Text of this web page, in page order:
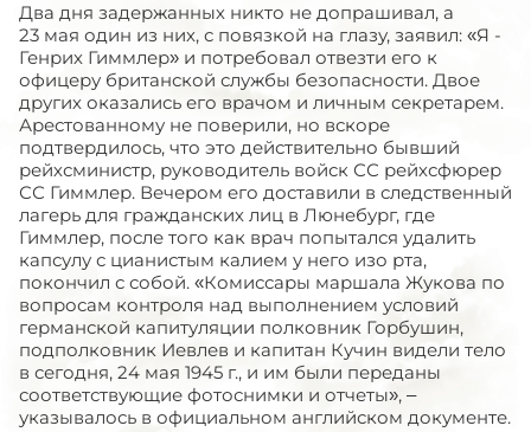
Два дня задержанных никто не допрашивал, а
23 мая один из них, с повязкой на глазу, заявил: «Я -
Генрих Гиммлер» и потребовал отвезти его к
офицеру британской службы безопасности. Двое
других оказались его врачом и личным секретарем.
Арестованному не поверили, но вскоре
подтвердилось, что это действительно бывший
рейхсминистр, руководитель войск СС рейхсфюрер
СС Гиммлер. Вечером его доставили в следственный
лагерь для гражданских лиц в Люнебург, где
Гиммлер, после того как врач попытался удалить
капсулу с цианистым калием у него изо рта,
покончил с собой. «Комиссары маршала Жукова по
вопросам контроля над выполнением условий
германской капитуляции полковник Горбушин,
подполковник Иевлев и капитан Кучин видели тело
в сегодня, 24 мая 1945 г., и им были переданы
соответствующие фотоснимки и отчеты», –
указывалось в официальном английском документе.